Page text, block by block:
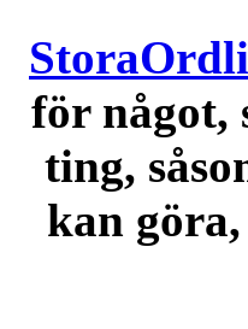
för något,
ting,
kan